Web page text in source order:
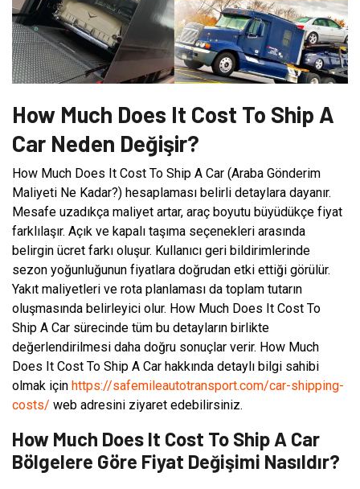
How Much Does It Cost To Ship A
Car Neden Değişir?
How Much Does It Cost To Ship A Car (Araba Gönderim
Maliyeti Ne Kadar?) hesaplaması belirli detaylara dayanır.
Mesafe uzadıkça maliyet artar, araç boyutu büyüdükçe fiyat
farklılaşır. Açık ve kapalı taşıma seçenekleri arasında
belirgin ücret farkı oluşur. Kullanıcı geri bildirimlerinde
sezon yoğunluğunun fiyatlara doğrudan etki ettiği görülür.
Yakıt maliyetleri ve rota planlaması da toplam tutarın
oluşmasında belirleyici olur. How Much Does It Cost To
Ship A Car sürecinde tüm bu detayların birlikte
değerlendirilmesi daha doğru sonuçlar verir. How Much
Does It Cost To Ship A Car hakkında detaylı bilgi sahibi
olmak için https://safemileautotransport.com/car-shipping-
costs/ web adresini ziyaret edebilirsiniz.
How Much Does It Cost To Ship A Car
Bölgelere Göre Fiyat Değişimi Nasıldır?